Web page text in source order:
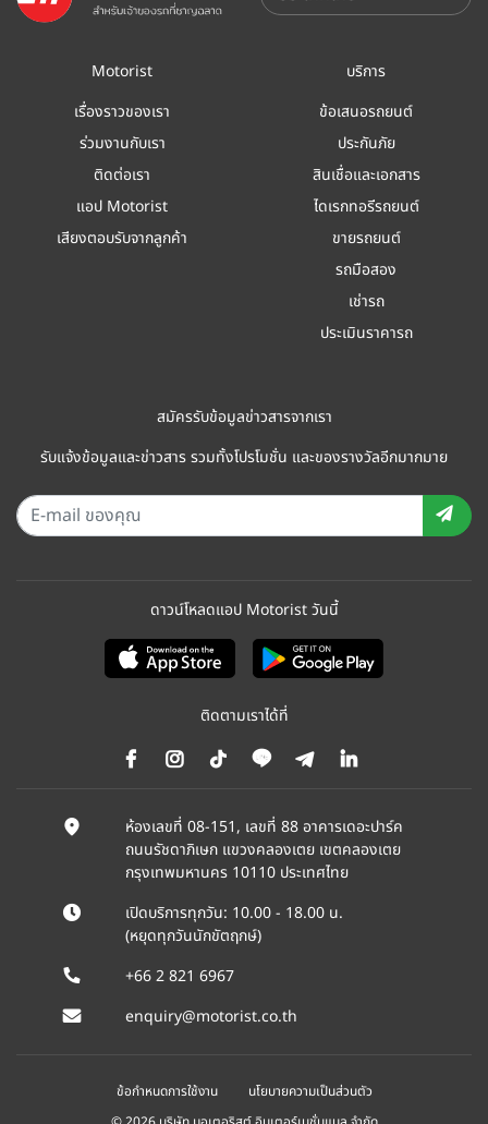
Motorist
เรื่องราวของเรา
ร่วมงานกับเรา
ติดต่อเรา
แอป Motorist
เสียงตอบรับจากลูกค้า
บริการ
ข้อเสนอรถยนต์
ประกันภัย
สินเชื่อและเอกสาร
ไดเรกทอรีรถยนต์
ขายรถยนต์
รถมือสอง
เช่ารถ
ประเมินราคารถ
สมัครรับข้อมูลข่าวสารจากเรา
รับแจ้งข้อมูลและข่าวสาร รวมทั้งโปรโมชั่น และของรางวัลอีกมากมาย
ดาวน์โหลดแอป Motorist วันนี้
ติดตามเราได้ที่
ห้องเลขที่ 08-151, เลขที่ 88 อาคารเดอะปาร์ค
ถนนรัชดาภิเษก แขวงคลองเตย เขตคลองเตย
กรุงเทพมหานคร 10110 ประเทศไทย
เปิดบริการทุกวัน: 10.00 - 18.00 น.
(หยุดทุกวันนักขัตฤกษ์)
+66 2 821 6967
enquiry@motorist.co.th
ข้อกำหนดการใช้งาน
นโยบายความเป็นส่วนตัว